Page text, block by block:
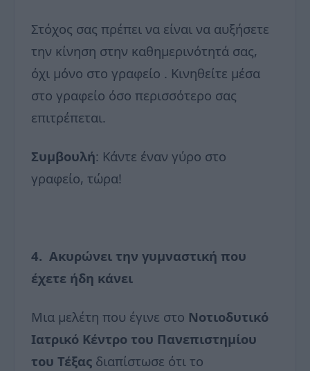
Στόχος σας πρέπει να είναι να αυξήσετε
την κίνηση στην καθημερινότητά σας,
όχι μόνο στο γραφείο . Κινηθείτε μέσα
στο γραφείο όσο περισσότερο σας
επιτρέπεται.
Συμβουλή: Κάντε έναν γύρο στο
γραφείο, τώρα!
4. Ακυρώνει την γυμναστική που
έχετε ήδη κάνει
Μια μελέτη που έγινε στο Νοτιοδυτικό
Ιατρικό Κέντρο του Πανεπιστημίου
του Τέξας διαπίστωσε ότι το